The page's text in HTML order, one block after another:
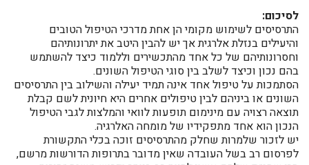
לסיכום:
התרסיסים לשימוש מקומי הן אחת מדרכי הטיפול הטובים
והיעילים בנזלת אלרגית אך יש להבין היטב את יתרונותיהם
וחסרונותיהם של כל אחד מהתכשירים וללמוד כיצד להשתמש
בהם נכון וכיצד לשלב בין סוגי הטיפול השונים.
הסתמכות על טיפול אחד אינה תמיד יעילה והשילוב בין התרסיסים
השונים או ביניהם לבין טיפולים אחרים היא חיונית לשם קבלת
תוצאה רצויה עם מינימום תופעות לוואי והמלצות לגבי הטיפול
הנכון הוא אחד מתפקידיו של מומחה האלרגיה.
יש לזכור שלמרות שחלק מהתרסיסים זוכה בכלי התקשורת
לפרסום רב בשל העובדה שאין מדובר בתרופות הדורשות מרשם,